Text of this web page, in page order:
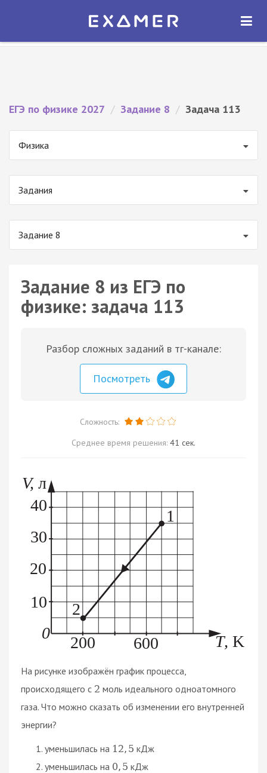
Экзамер — ЕГЭ 2027
ОТКРЫТЬ
ЕГЭ по физике 2027 / Задание 8 / Задача 113
Физика
Задания
Задание 8
Задание 8 из ЕГЭ по
физике: задача 113
Разбор сложных заданий в тг-канале:
Посмотреть
Сложность:
Среднее время решения: 41 сек.
На рисунке изображён график процесса,
происходящего с 2 моль идеального одноатомного
газа. Что можно сказать об изменении его внутренней
энергии?
уменьшилась на 12, 5 кДж
уменьшилась на 0, 5 кДж